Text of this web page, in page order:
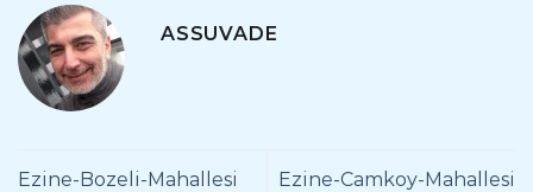
ASSUVADE
Ezine-Bozeli-Mahallesi
Ezine-Camkoy-Mahallesi